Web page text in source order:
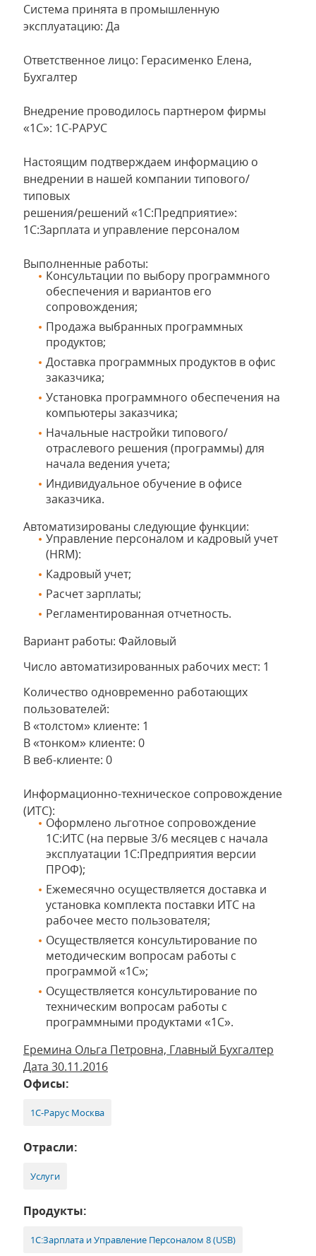
Система принята в промышленную
эксплуатацию: Да
Ответственное лицо: Герасименко Елена,
Бухгалтер
Внедрение проводилось партнером фирмы
«1С»: 1С-РАРУС
Настоящим подтверждаем информацию о
внедрении в нашей компании типового/
типовых
решения/решений «1С:Предприятие»:
1С:Зарплата и управление персоналом
Выполненные работы:
Консультации по выбору программного
обеспечения и вариантов его
сопровождения;
Продажа выбранных программных
продуктов;
Доставка программных продуктов в офис
заказчика;
Установка программного обеспечения на
компьютеры заказчика;
Начальные настройки типового/
отраслевого решения (программы) для
начала ведения учета;
Индивидуальное обучение в офисе
заказчика.
Автоматизированы следующие функции:
Управление персоналом и кадровый учет
(HRM):
Кадровый учет;
Расчет зарплаты;
Регламентированная отчетность.
Вариант работы: Файловый
Число автоматизированных рабочих мест: 1
Количество одновременно работающих
пользователей:
В «толстом» клиенте: 1
В «тонком» клиенте: 0
В веб-клиенте: 0
Информационно-техническое сопровождение
(ИТС):
Оформлено льготное сопровождение
1С:ИТС (на первые 3/6 месяцев с начала
эксплуатации 1С:Предприятия версии
ПРОФ);
Ежемесячно осуществляется доставка и
установка комплекта поставки ИТС на
рабочее место пользователя;
Осуществляется консультирование по
методическим вопросам работы с
программой «1С»;
Осуществляется консультирование по
техническим вопросам работы с
программными продуктами «1С».
Еремина Ольга Петровна, Главный Бухгалтер
Дата 30.11.2016
Офисы:
1С-Рарус Москва
Отрасли:
Услуги
Продукты:
1С:Зарплата и Управление Персоналом 8 (USB)